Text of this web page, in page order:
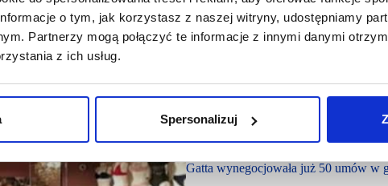
o tym, jak korzystasz z naszej witryny, udostępniamy
Partnerzy mogą połączyć te informacje z innymi danymi
z ich usług.
Spersonalizuj
Gatta wynegocjowała już 50 umów w